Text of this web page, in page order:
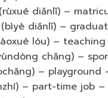
(rùxué diǎnlǐ) –
(bìyè diǎnlǐ) –
lóu) –
chǎng) –
– playground
– part-time job –